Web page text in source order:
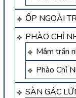
ỐP NGOÀI
PHÀO CHỈ
Mâm trần
Phào Chỉ
SÀN GÁC